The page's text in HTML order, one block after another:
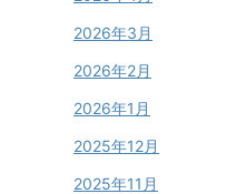
2026年3月
2026年2月
2026年1月
2025年12月
2025年11月